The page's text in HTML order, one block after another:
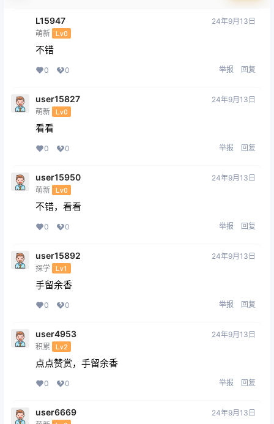
L15947
萌新 Lv0
24年9月13日
不错
0 0 举报 回复
user15827
萌新 Lv0
24年9月13日
看看
0 0 举报 回复
user15950
萌新 Lv0
24年9月13日
不错，看看
0 0 举报 回复
user15892
探学 Lv1
24年9月13日
手留余香
0 0 举报 回复
user4953
积累 Lv2
24年9月13日
点点赞赏，手留余香
0 0 举报 回复
user6669 24年9月13日